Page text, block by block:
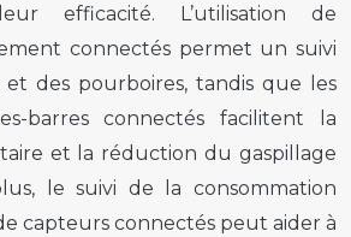
efficacité. L’utilisation de
connectés permet un suivi
et des pourboires, tandis que les
barres connectés facilitent la
et la réduction du gaspillage
le suivi de la consommation
capteurs connectés peut aider à